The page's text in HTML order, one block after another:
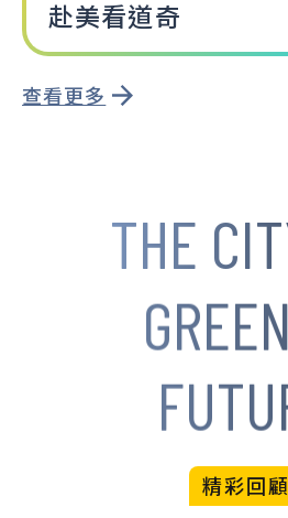
赴美看道奇
查看更多
THE
精彩回顧